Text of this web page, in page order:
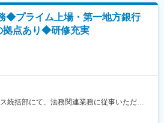
拠点を有する第一地方銀行です。
める業務
や募集品質の向上を図る
（コミュニケーション、営業拠点経営、ガ
ィ等）の改善（向上）への関与
員との面談
契約管理(無効、解約、失効など)の確認
各種報告書等の確認、指導
止策の策定指導、定着状況確認
、会社全体の内部管理態勢強化やリスクカ
◆プライム上場・第一地方銀行
拠点あり◆研修充実
統括部にて、法務関連業務に従事いただき